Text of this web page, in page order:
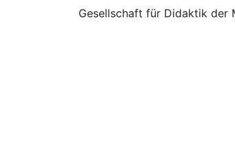
Gesellschaft für Didaktik der